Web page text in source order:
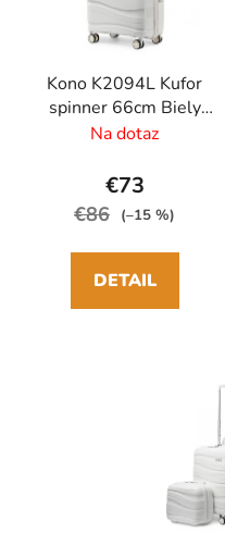
Kono K2094L Kufor
spinner 66cm Biely
Polypropylén
Na dotaz
€73
€86 (–15 %)
DETAIL